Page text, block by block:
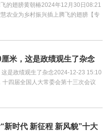
的翅膀黄朝椿2024年12月30日08:21
农业为乡村振兴插上腾飞的翅膀【专
米，这是政绩观生了杂念
是政绩观生了杂念2024-12-23 15:10
四届全国人大常委会第十三次会议
新时代 新征程 新风貌”十大